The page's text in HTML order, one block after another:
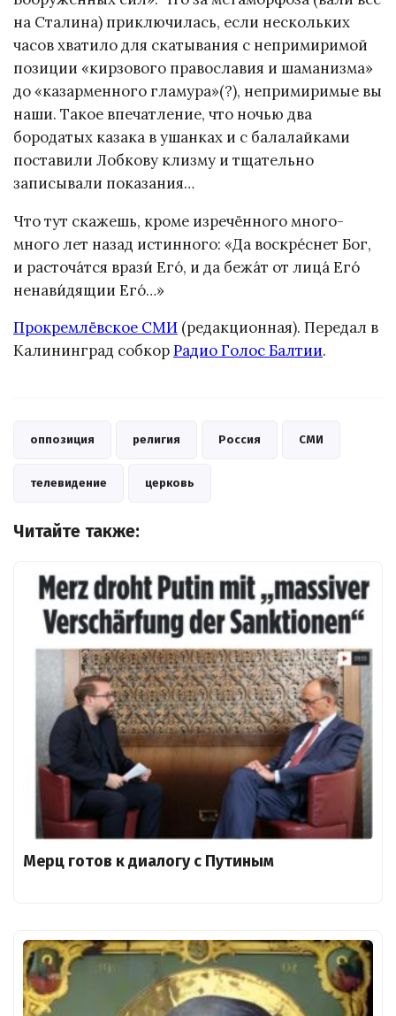
на Сталина) приключилась, если нескольких
часов хватило для скатывания с непримиримой
позиции «кирзового православия и шаманизма»
до «казарменного гламура»(?), непримиримые вы
наши. Такое впечатление, что ночью два
бородатых казака в ушанках и с балалайками
поставили Лобкову клизму и тщательно
записывали показания…
Что тут скажешь, кроме изречённого много-
много лет назад истинного: «Да воскре́снет Бог,
и расточа́тся врази́ Его́, и да бежа́т от лица́ Его́
ненави́дящии Его́…»
Прокремлёвское СМИ (редакционная). Передал в
Калининград собкорРадио Голос Балтии.
оппозиция религия Россия СМИ
телевидение церковь
Читайте также:
Мерц готов к диалогу с Путиным